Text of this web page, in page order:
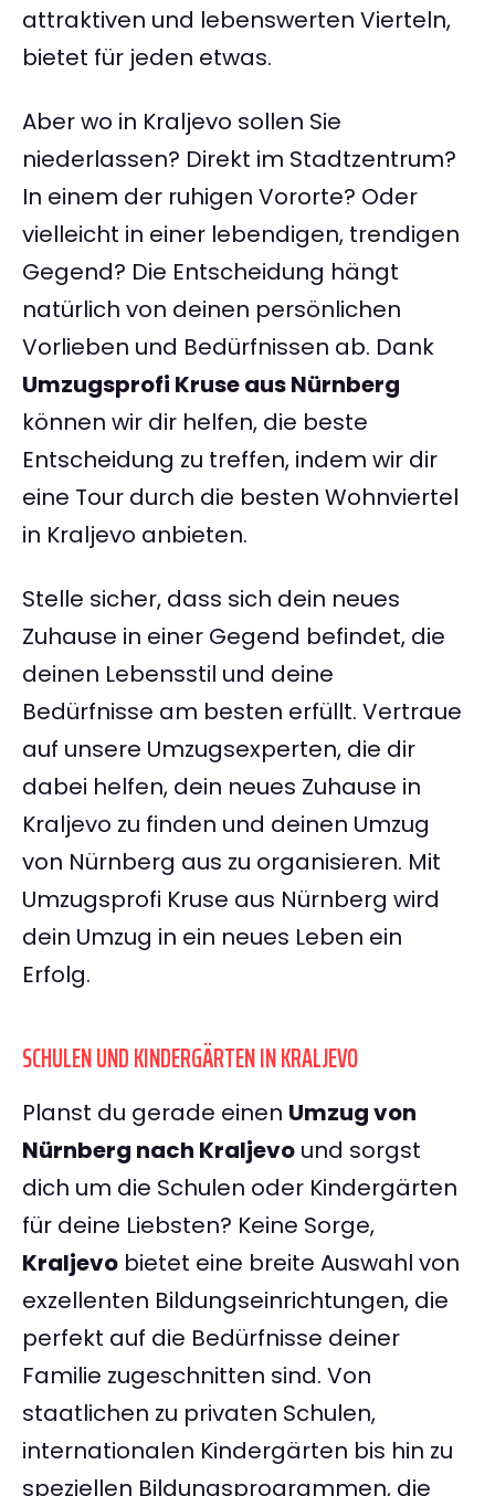
attraktiven und lebenswerten Vierteln,
bietet für jeden etwas.
Aber wo in Kraljevo sollen Sie
niederlassen? Direkt im Stadtzentrum?
In einem der ruhigen Vororte? Oder
vielleicht in einer lebendigen, trendigen
Gegend? Die Entscheidung hängt
natürlich von deinen persönlichen
Vorlieben und Bedürfnissen ab. Dank
Umzugsprofi Kruse aus Nürnberg
können wir dir helfen, die beste
Entscheidung zu treffen, indem wir dir
eine Tour durch die besten Wohnviertel
in Kraljevo anbieten.
Stelle sicher, dass sich dein neues
Zuhause in einer Gegend befindet, die
deinen Lebensstil und deine
Bedürfnisse am besten erfüllt. Vertraue
auf unsere Umzugsexperten, die dir
dabei helfen, dein neues Zuhause in
Kraljevo zu finden und deinen Umzug
von Nürnberg aus zu organisieren. Mit
Umzugsprofi Kruse aus Nürnberg wird
dein Umzug in ein neues Leben ein
Erfolg.
SCHULEN UND KINDERGÄRTEN IN KRALJEVO
Planst du gerade einen Umzug von
Nürnberg nach Kraljevo und sorgst
dich um die Schulen oder Kindergärten
für deine Liebsten? Keine Sorge,
Kraljevo bietet eine breite Auswahl von
exzellenten Bildungseinrichtungen, die
perfekt auf die Bedürfnisse deiner
Familie zugeschnitten sind. Von
staatlichen zu privaten Schulen,
internationalen Kindergärten bis hin zu
speziellen Bildungsprogrammen, die